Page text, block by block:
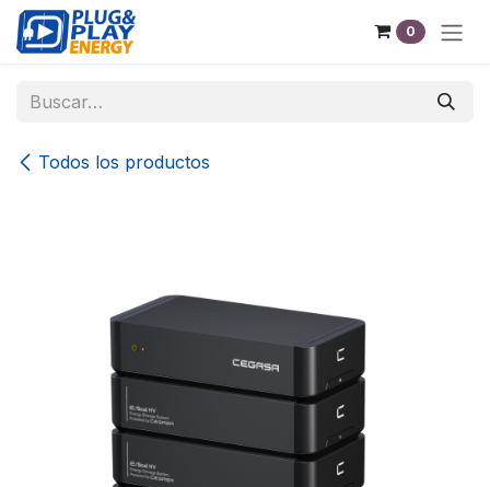
Ir al contenido
0
Todos los productos